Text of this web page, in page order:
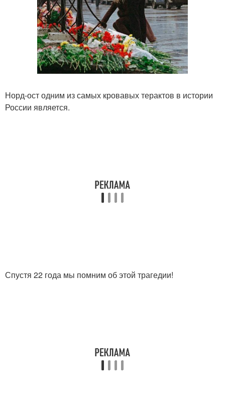
Норд-ост одним из самых кровавых терактов в истории
России является.
Спустя 22 года мы помним об этой трагедии!